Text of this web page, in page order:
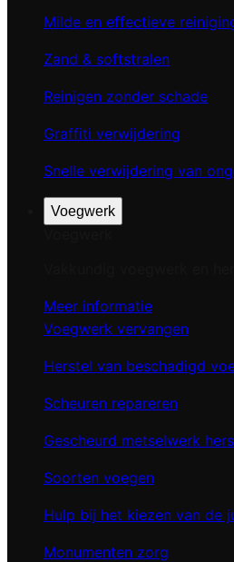
Milde en effectieve
Zand & softstralen
Reinigen zonder schade
Graffiti verwijdering
Snelle verwijdering van
Voegwerk
Meer informatie
Voegwerk vervangen
Herstel van beschadigd
Scheuren repareren
Gescheurd metselwerk
Soorten voegen
Hulp bij het kiezen van de
Monumenten zorg